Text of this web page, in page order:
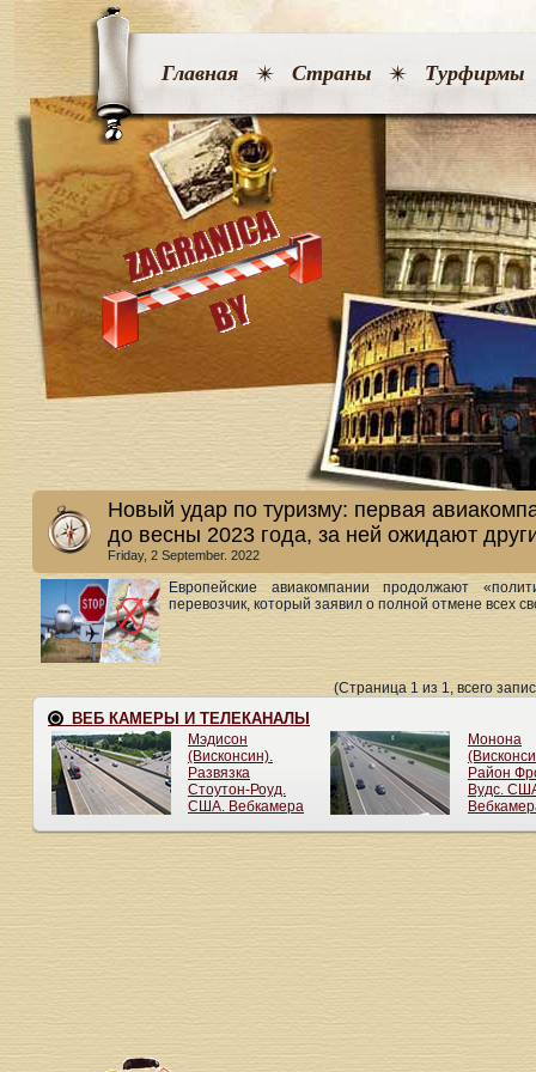
Главная Страны Турфирмы
Новый удар по туризму: первая
до весны 2023 года, за ней ожидают
Friday, 2 September. 2022
Европейские авиакомпании продолжают
перевозчик, который заявил о полной отмене всех
(Страница 1 из 1, всего